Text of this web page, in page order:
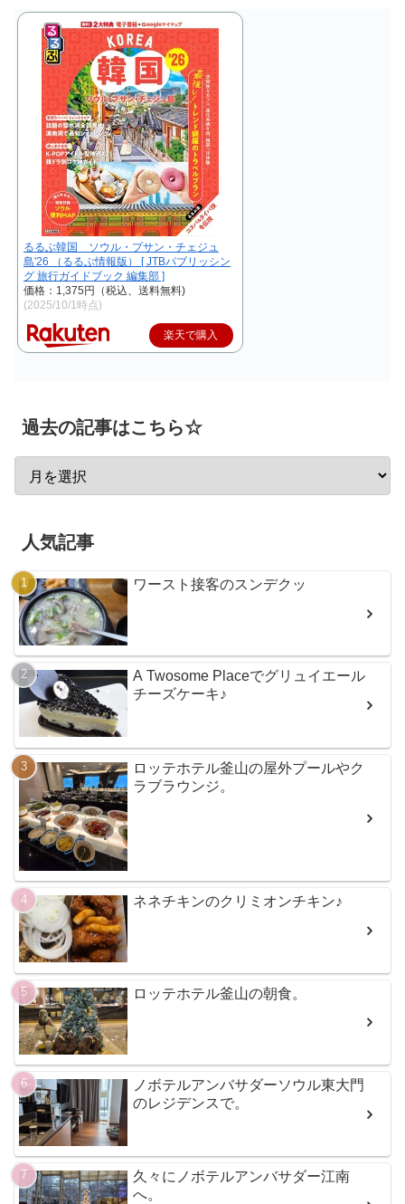
るるぶ韓国 ソウル・プサン・チェジュ
島'26 （るるぶ情報版） [ JTBパブリッシン
グ 旅行ガイドブック 編集部 ]
価格：1,375円（税込、送料無料)
(2025/10/1時点)
楽天で購入
過去の記事はこちら☆
人気記事
ワースト接客のスンデクッ
A Twosome Placeでグリュイエール
チーズケーキ♪
ロッテホテル釜山の屋外プールやク
ラブラウンジ。
ネネチキンのクリミオンチキン♪
ロッテホテル釜山の朝食。
ノボテルアンバサダーソウル東大門
のレジデンスで。
久々にノボテルアンバサダー江南
へ。